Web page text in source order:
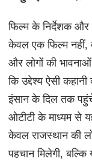
फिल्म के निर्देशक और
केवल एक फिल्म नहीं,
और लोगों की
कि उद्देश्य ऐसी
इंसान के दिल तक
ओटीटी के माध्यम से
केवल राजस्थान की
पहचान मिलेगी,